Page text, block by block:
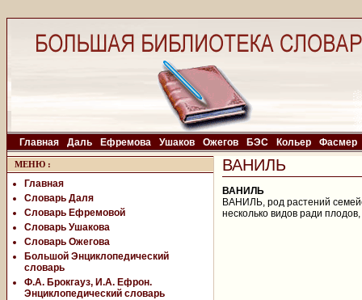
Главная Даль Ефремова Ушаков Ожегов БЭС Кольер Фасмер
МЕНЮ :
Главная
Словарь Даля
Словарь Ефремовой
Словарь Ушакова
Словарь Ожегова
Большой Энциклопедический
словарь
Ф.А. Брокгауз, И.А. Ефрон.
Энциклопедический словарь
ВАНИЛЬ
ВАНИЛЬ
ВАНИЛЬ, род растений
несколько видов ради